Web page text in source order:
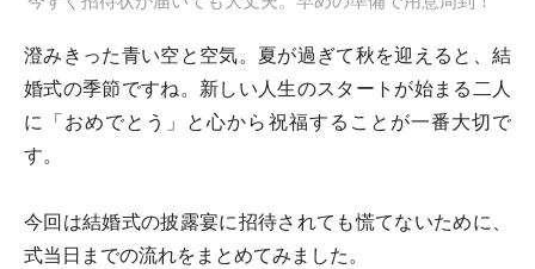
澄みきった青い空と空気。夏が過ぎて秋を迎えると、結
婚式の季節ですね。新しい人生のスタートが始まる二人
に「おめでとう」と心から祝福することが一番大切で
す。
今回は結婚式の披露宴に招待されても慌てないために、
式当日までの流れをまとめてみました。